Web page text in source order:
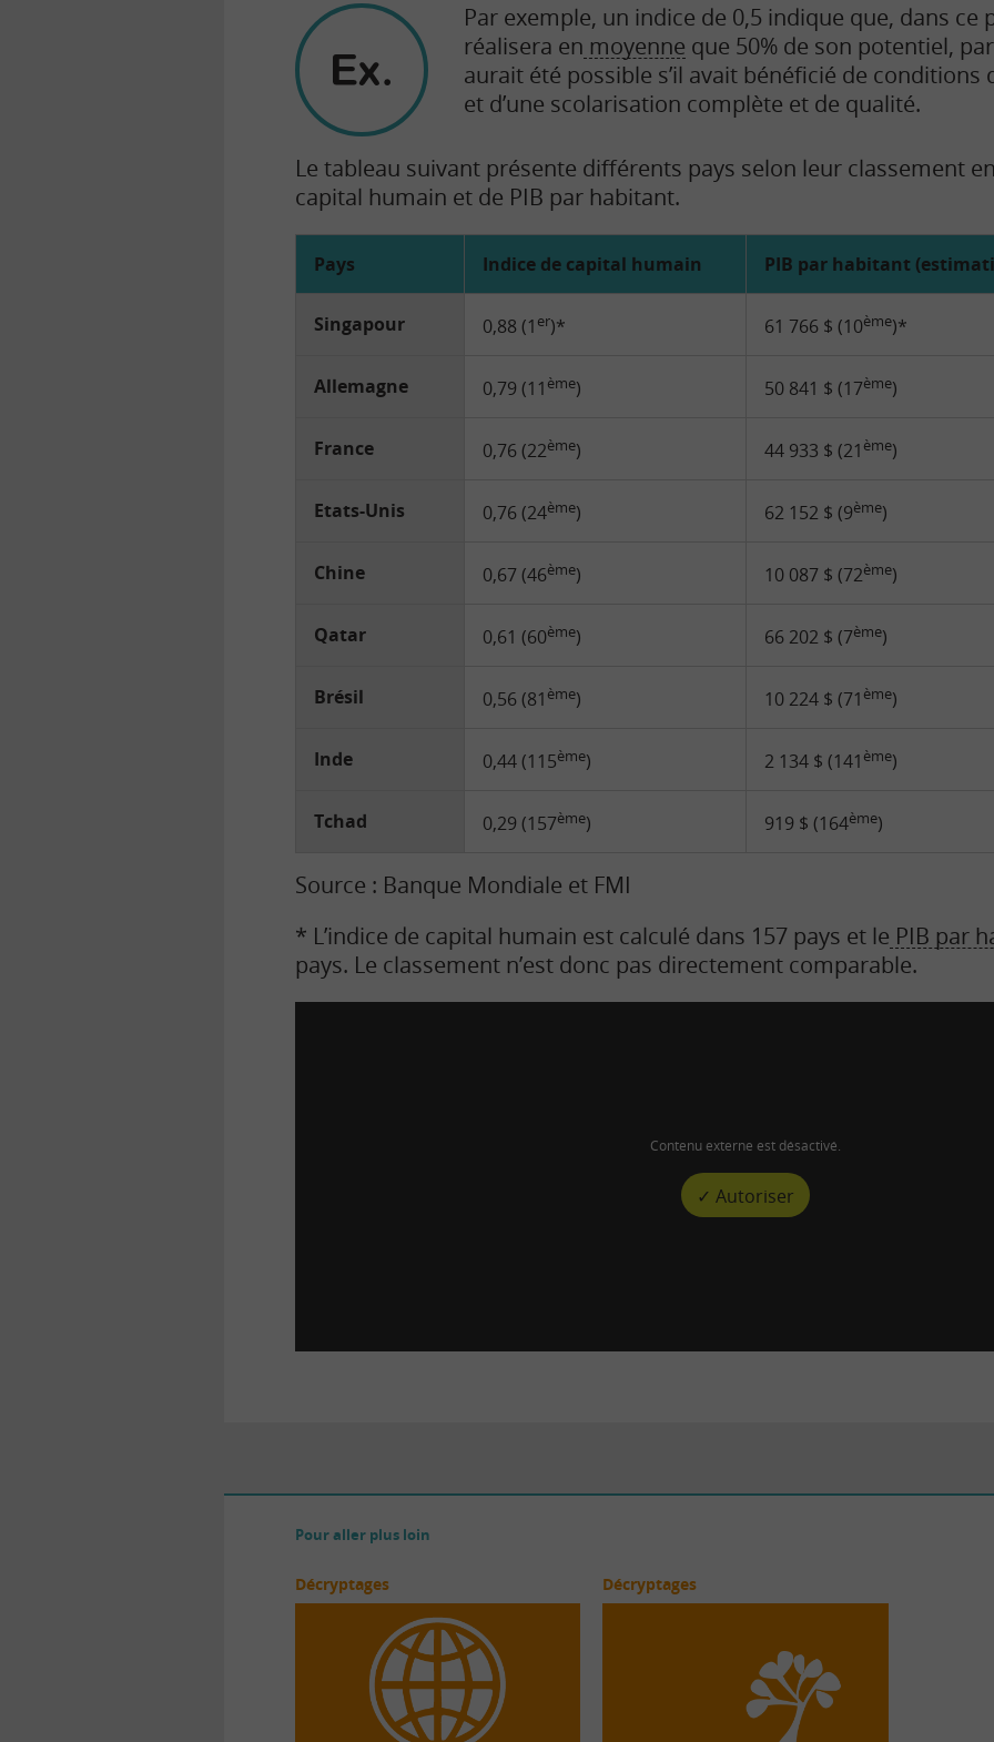
Par exemple, un indice de 0,5 indique que, dans ce
réalisera en moyenne que 50% de son potentiel,
aurait été possible s’il avait bénéficié de conditions
et d’une scolarisation complète et de qualité.
Le tableau suivant présente différents pays selon leur classement
capital humain et de PIB par habitant.
Pays Indice de capital humain PIB par habitant
Singapour 0,88 (1 er)* 61 766 $ (10ème)*
Allemagne 0,79 (11 ème) 50 841 $ (17ème)
France 0,76 (22ème) 44 933 $ (21 ème)
Etats-Unis 0,76 (24ème) 62 152 $ (9ème)
Chine 0,67 (46ème) 10 087 $ (72ème)
Qatar 0,61 (60ème) 66 202 $ (7ème)
Brésil 0,56 (81 ème) 10 224 $ (71 ème)
Inde 0,44 (115ème) 2 134 $ (141 ème)
Tchad 0,29 (157ème) 919 $ (164ème)
Source : Banque Mondiale et FMI
* L’indice de capital humain est calculé dans 157 pays et le PIB par
pays. Le classement n’est donc pas directement comparable.
Contenu externe est désactivé.
✓ Autoriser
Pour aller plus loin
Décryptages Décryptages